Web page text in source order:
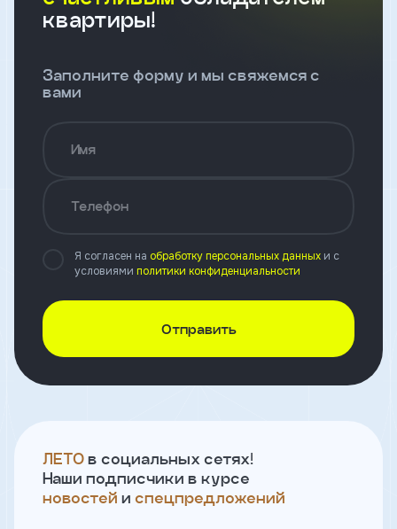
квартиры!
Заполните форму и мы свяжемся с
вами
Имя
Телефон
Я согласен на обработку персональных данных и с
условиями политики конфиденциальности
Отправить
ЛЕТО в социальных сетях!
Наши подписчики в курсе
новостей и спецпредложений
конфиденциальности
Имя
Телефон